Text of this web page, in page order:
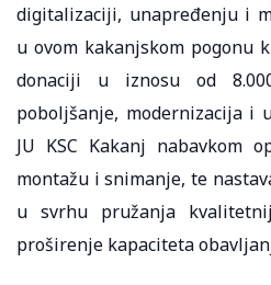
digitalizaciji, unapređenju i
u ovom kakanjskom pogonu
donaciji u iznosu od
poboljšanje, modernizacija i
JU KSC Kakanj nabavkom
montažu i snimanje, te
u svrhu pružanja
proširenje kapaciteta